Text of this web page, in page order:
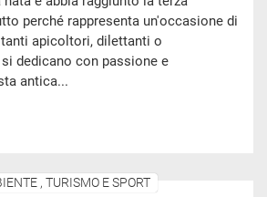
perché rappresenta un'occasione di
apicoltori, dilettanti o
dedicano con passione e
antica...
, TURISMO E SPORT